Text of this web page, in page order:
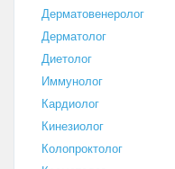
Дерматовенеролог
Дерматолог
Диетолог
Иммунолог
Кардиолог
Кинезиолог
Колопроктолог